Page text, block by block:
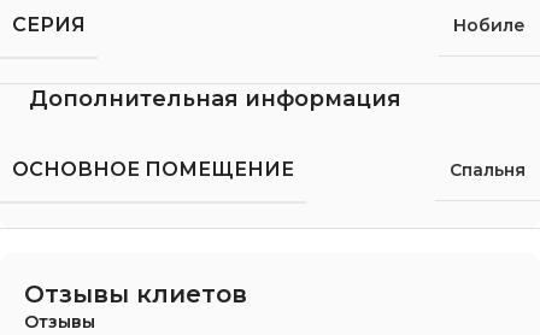
СЕРИЯ Нобиле
Дополнительная информация
ОСНОВНОЕ ПОМЕЩЕНИЕ Спальня
Отзывы клиетов
Отзывы